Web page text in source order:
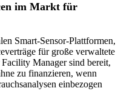
im Markt für
Smart-Sensor-Plattformen,
für große verwaltete
Manager sind bereit,
zu finanzieren, wenn
einbezogen